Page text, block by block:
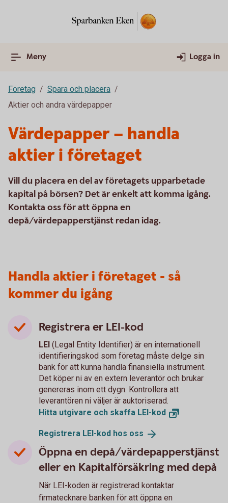
Meny Logga in
Företag
Spara och placera
Aktier och andra värdepapper
Värdepapper – handla
aktier i företaget
Vill du placera en del av företagets upparbetade
kapital på börsen? Det är enkelt att komma igång.
Kontakta oss för att öppna en
depå/värdepapperstjänst redan idag.
Handla aktier i företaget - så
kommer du igång
Registrera er LEI-kod
LEI (Legal Entity Identifier) är en internationell
identifieringskod som företag måste delge sin
bank för att kunna handla finansiella instrument.
Det köper ni av en extern leverantör och brukar
genereras inom ett dygn. Kontrollera att
leverantören ni väljer är auktoriserad.
Hitta utgivare och skaffa LEI-kod
Registrera LEI-kod hos oss
Öppna en depå/värdepapperstjänst
eller en Kapitalförsäkring med depå
När LEI-koden är registrerad kontaktar
firmatecknare banken för att öppna en